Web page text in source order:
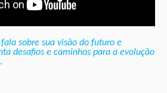
fala sobre sua visão do futuro e
desafios e caminhos para a evolução